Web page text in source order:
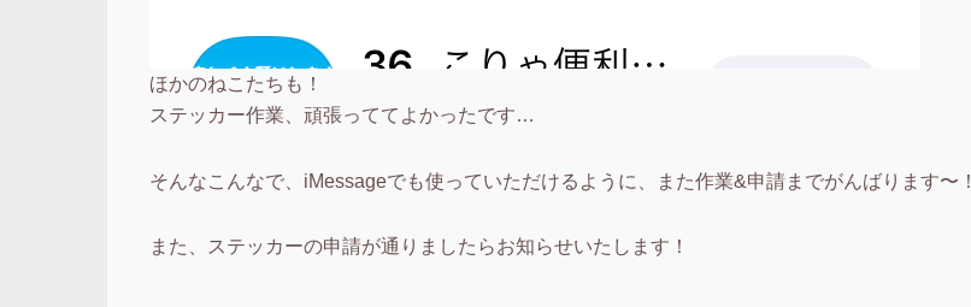
ほかのねこたちも！
ステッカー作業、頑張っててよかったです…
そんなこんなで、iMessageでも使っていただけるように、また作業&申請までがんばります〜！
また、ステッカーの申請が通りましたらお知らせいたします！